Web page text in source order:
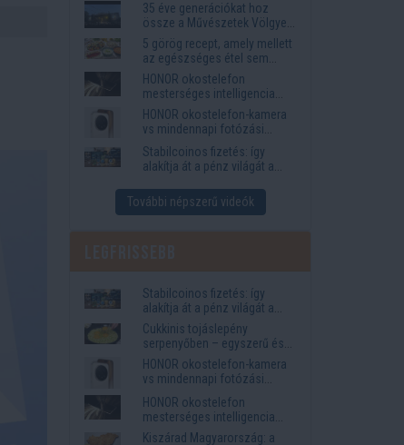
35 éve generációkat hoz
össze a Művészetek Völgye
– megvan a 2027-es időpont
és a bérletár
5 görög recept, amely mellett
az egészséges étel sem
tűnik lemondásnak
HONOR okostelefon
mesterséges intelligencia
funkciók, amelyek
megkönnyítik az életet
HONOR okostelefon-kamera
vs mindennapi fotózási
igények
Stabilcoinos fizetés: így
alakítja át a pénz világát a
Western Union
További népszerű videók
Stabilcoinos fizetés: így
alakítja át a pénz világát a
Visa, a Mastercard és a
Western Union
Cukkinis tojáslepény
serpenyőben – egyszerű és
laktató vacsora
HONOR okostelefon-kamera
vs mindennapi fotózási
igények
HONOR okostelefon
mesterséges intelligencia
funkciók, amelyek
Kiszárad Magyarország: a